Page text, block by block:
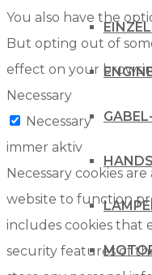
You also have the
But opting out of
effect on your
Necessary
Necessary
immer aktiv
Necessary cookies
website to function
includes cookies that
security features of